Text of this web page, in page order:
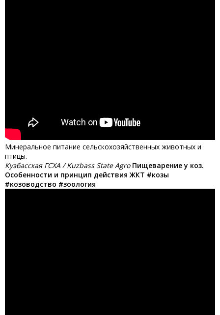
Минеральное питание сельскохозяйственных животных и
птицы.
Кузбасская ГСХА / Kuzbass State Agro Пищеварение у коз.
Особенности и принцип действия ЖКТ #козы
#козоводство #зоология